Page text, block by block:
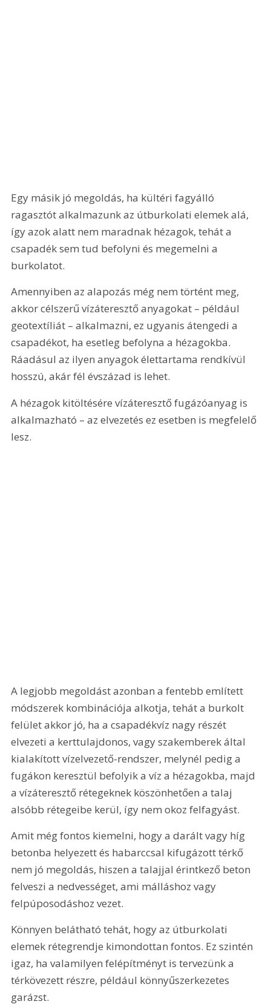
Egy másik jó megoldás, ha kültéri fagyálló
ragasztót alkalmazunk az útburkolati elemek alá,
így azok alatt nem maradnak hézagok, tehát a
csapadék sem tud befolyni és megemelni a
burkolatot.
Amennyiben az alapozás még nem történt meg,
akkor célszerű vízáteresztő anyagokat – például
geotextíliát – alkalmazni, ez ugyanis átengedi a
csapadékot, ha esetleg befolyna a hézagokba.
Ráadásul az ilyen anyagok élettartama rendkívül
hosszú, akár fél évszázad is lehet.
A hézagok kitöltésére vízáteresztő fugázóanyag is
alkalmazható – az elvezetés ez esetben is megfelelő
lesz.
A legjobb megoldást azonban a fentebb említett
módszerek kombinációja alkotja, tehát a burkolt
felület akkor jó, ha a csapadékvíz nagy részét
elvezeti a kerttulajdonos, vagy szakemberek által
kialakított vízelvezető-rendszer, melynél pedig a
fugákon keresztül befolyik a víz a hézagokba, majd
a vízáteresztő rétegeknek köszönhetően a talaj
alsóbb rétegeibe kerül, így nem okoz felfagyást.
Amit még fontos kiemelni, hogy a darált vagy híg
betonba helyezett és habarccsal kifugázott térkő
nem jó megoldás, hiszen a talajjal érintkező beton
felveszi a nedvességet, ami málláshoz vagy
felpúposodáshoz vezet.
Könnyen belátható tehát, hogy az útburkolati
elemek rétegrendje kimondottan fontos. Ez szintén
igaz, ha valamilyen felépítményt is tervezünk a
térkövezett részre, például könnyűszerkezetes
garázst.